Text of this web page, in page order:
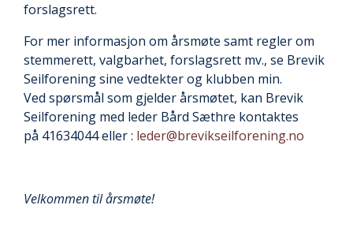
forslagsrett.
For mer informasjon om årsmøte samt regler om
stemmerett, valgbarhet, forslagsrett mv., se Brevik
Seilforening sine vedtekter og klubben min.
Ved spørsmål som gjelder årsmøtet, kan Brevik
Seilforening med leder Bård Sæthre kontaktes
på 41634044 eller : leder@brevikseilforening.no
Velkommen til årsmøte!